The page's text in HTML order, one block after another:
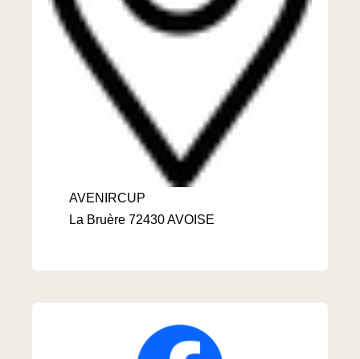
AVENIRCUP
La Bruère 72430 AVOISE